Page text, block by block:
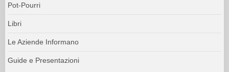
Pot-Pourri
Libri
Le Aziende Informano
Guide e Presentazioni